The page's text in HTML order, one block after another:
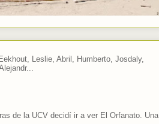
Leslie, Abril, Humberto, Josdaly,
de la UCV decidí ir a ver El Orfanato. Una